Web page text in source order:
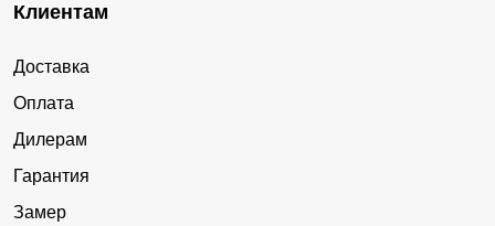
Клиентам
Доставка
Оплата
Дилерам
Гарантия
Замер